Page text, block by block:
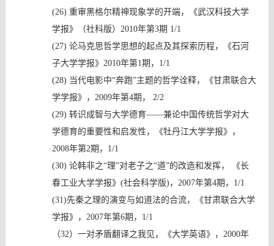
(26) 重审黑格尔精神现象学的开端，《武汉科技大学
学报》（社科版） 2010年第3期 1/1
(27) 论马克思哲学思想的起点及其探索历程，《石河
子大学学报》 2010年第1期，1/1
(28) 当代电影中“奔跑”主题的哲学诠释，《甘肃联合大
学学报》，2009年第4期， 2/2
(29) 转识成智与大学德育——兼论中国传统哲学对大
学德育的重要性和启发性，《牡丹江大学学报》，
2008年第2期，1/1
(30) 论韩非之“理”对老子之“道”的改造和发挥，
《长
春工业大学学报》 (社会科学版)，2007年第4期，1/1
(31)先秦之理的演变与如道法的合流，
《甘肃联合大学
学报》， 2007年第6期，1/1
（32）一对矛盾翻译之我见，《大学英语》，2000年